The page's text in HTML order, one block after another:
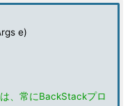
e)
、常にBackStackプロ